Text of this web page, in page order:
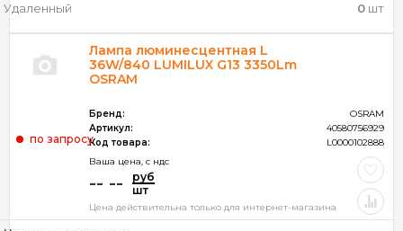
Удаленный
0 шт
Лампа люминесцентная L
36W/840 LUMILUX G13 3350Lm
OSRAM
Бренд:
OSRAM
Артикул:
40580756929
Код товара:
L0000102888
Ваша цена, c ндс
-- --
руб
шт
по запросу
Цена действительна только для интернет-магазина